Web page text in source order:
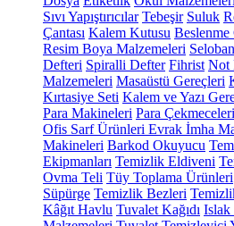
Sıvı Yapıştırıcılar Tebeşir Suluk
Çantası Kalem Kutusu Beslenme
Resim Boya Malzemeleri
Defteri Spiralli Defter Fihrist Not
Malzemeleri Masaüstü Gereçleri
Kırtasiye Seti Kalem ve Yazı
Para Makineleri Para Çekmeceleri
Ofis Sarf Ürünleri Evrak İmha
Makineleri Barkod Okuyucu
Ekipmanları Temizlik Eldiveni
Ovma Teli Tüy Toplama Ürünleri
Süpürge Temizlik Bezleri
Kâğıt Havlu Tuvalet Kağıdı Islak